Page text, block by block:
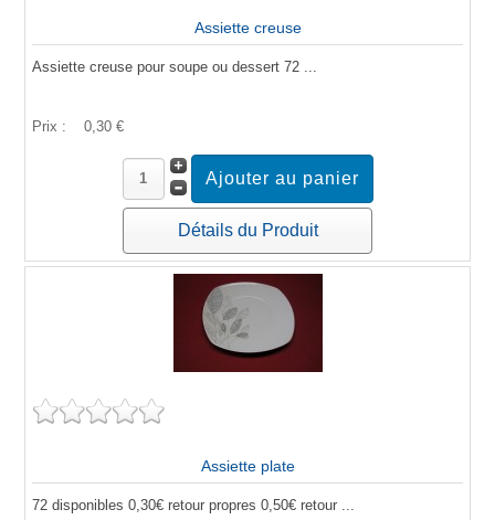
Assiette creuse
Assiette creuse pour soupe ou dessert 72 ...
Prix : 0,30 €
Détails du Produit
Assiette plate
72 disponibles 0,30€ retour propres 0,50€ retour ...